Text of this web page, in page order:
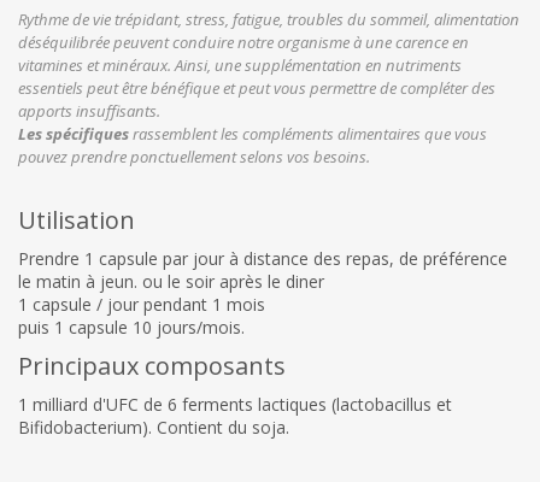
Rythme de vie trépidant, stress, fatigue, troubles du sommeil, alimentation
déséquilibrée peuvent conduire notre organisme à une carence en
vitamines et minéraux. Ainsi, une supplémentation en nutriments
essentiels peut être bénéfique et peut vous permettre de compléter des
apports insuffisants.
Les spécifiquesrassemblent les compléments alimentaires que vous
pouvez prendre ponctuellement selons vos besoins.
Utilisation
Prendre 1 capsule par jour à distance des repas, de préférence
le matin à jeun. ou le soir après le diner
1 capsule / jour pendant 1 mois
puis 1 capsule 10 jours/mois.
Principaux composants
1 milliard d'UFC de 6 ferments lactiques (lactobacillus et
Bifidobacterium). Contient du soja.